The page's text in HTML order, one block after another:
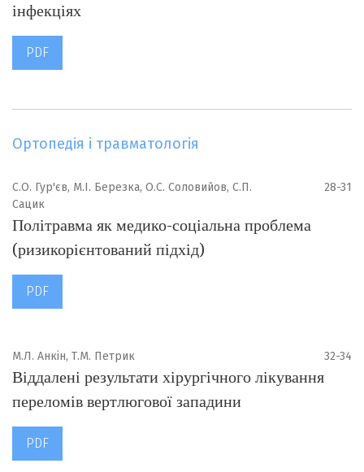
інфекціях
PDF
Ортопедія і травматологія
С.О. Гур'єв, М.І. Березка, О.С. Соловийов, С.П.
Сацик
28-31
Політравма як медико-соціальна проблема
(ризикорієнтований підхід)
PDF
М.Л. Анкін, Т.М. Петрик 32-34
Віддалені результати хірургічного лікування
переломів вертлюгової западини
PDF